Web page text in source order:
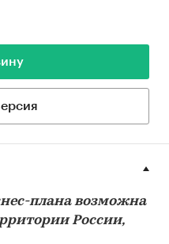
плана возможна
России,